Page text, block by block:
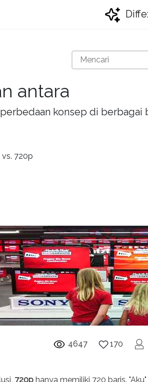
antara
konsep di
vs. 720p
4647 170
720p hanya memiliki 720 baris.